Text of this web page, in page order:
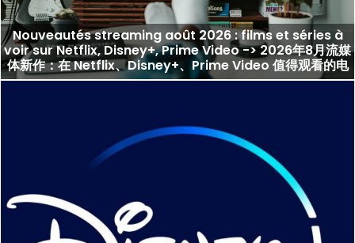
Nouveautés streaming août 2026 : films et séries à
voir sur Netflix, Disney+, Prime Video -> 2026年8月流媒
体新作：在 Netflix、Disney+、Prime Video 值得观看的电
影与剧集